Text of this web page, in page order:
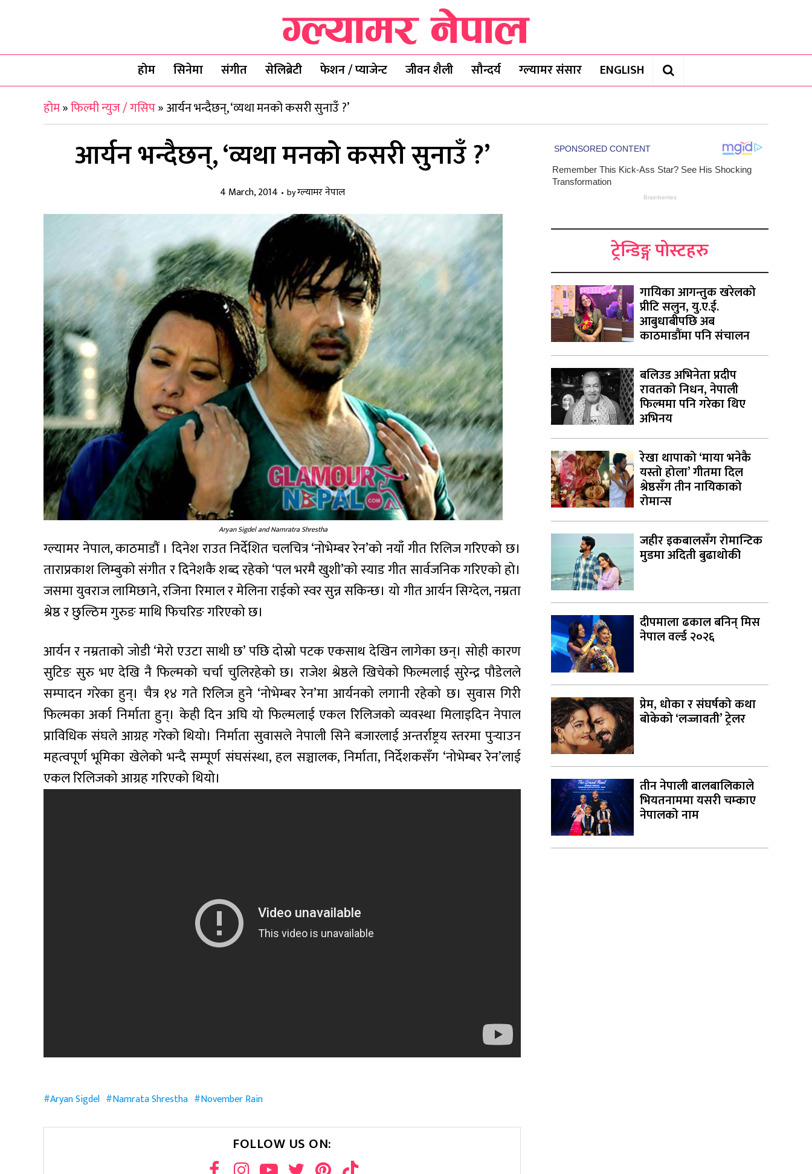
होम सिनेमा संगीत सेलिब्रेटी फेशन / प्याजेन्ट जीवन शैली सौन्दर्य ग्ल्यामर संसार
ENGLISH
होम»फिल्मी न्युज / गसिप»आर्यन भन्दैछन्, ‘व्यथा मनको कसरी सुनाउँ ?’
आर्यन भन्दैछन्, ‘व्यथा मनको कसरी सुनाउँ ?’
4 March, 2014 byग्ल्यामर नेपाल
Aryan Sigdel and Namratra Shrestha
ग्ल्यामर नेपाल, काठमाडौं । दिनेश राउत निर्देशित चलचित्र ‘नोभेम्बर रेन’को नयाँ गीत रिलिज गरिएको छ।
ताराप्रकाश लिम्बुको संगीत र दिनेशकै शब्द रहेको ‘पल भरमै खुशी’को स्याड गीत सार्वजनिक गरिएको हो।
जसमा युवराज लामिछाने, रजिना रिमाल र मेलिना राईको स्वर सुन्न सकिन्छ। यो गीत आर्यन सिग्देल, नम्रता
श्रेष्ठ र छुल्ठिम गुरुङ माथि फिचरिङ गरिएको छ।
आर्यन र नम्रताको जोडी ‘मेरो एउटा साथी छ’ पछि दोस्रो पटक एकसाथ देखिन लागेका छन्। सोही कारण
सुटिङ सुरु भए देखि नै फिल्मको चर्चा चुलिरहेको छ। राजेश श्रेष्ठले खिचेको फिल्मलाई सुरेन्द्र पौडेलले
सम्पादन गरेका हुन्। चैत्र १४ गते रिलिज हुने ‘नोभेम्बर रेन’मा आर्यनको लगानी रहेको छ। सुवास गिरी
फिल्मका अर्का निर्माता हुन्। केही दिन अघि यो फिल्मलाई एकल रिलिजको व्यवस्था मिलाइदिन नेपाल
प्राविधिक संघले आग्रह गरेको थियो। निर्माता सुवासले नेपाली सिने बजारलाई अन्तर्राष्ट्रय स्तरमा पुर्‍याउन
महत्वपूर्ण भूमिका खेलेको भन्दै सम्पूर्ण संघसंस्था, हल सञ्चालक, निर्माता, निर्देशकसँग ‘नोभेम्बर रेन’लाई
एकल रिलिजको आग्रह गरिएको थियो।
Aryan Sigdel Namrata Shrestha November Rain
FOLLOW US ON:
ट्रेन्डिङ्ग पोस्टहरु
गायिका आगन्तुक खरेलको
प्रीटि सलुन, यु.ए.ई.
आबुधाबीपछि अब
काठमाडौंमा पनि संचालन
बलिउड अभिनेता प्रदीप
रावतको निधन, नेपाली
फिल्ममा पनि गरेका थिए
अभिनय
रेखा थापाको ‘माया भनेकै
यस्तो होला’ गीतमा दिल
श्रेष्ठसँग तीन नायिकाको
रोमान्स
जहीर इकबालसँग रोमान्टिक
मुडमा अदिती बुढाथोकी
दीपमाला ढकाल बनिन् मिस
नेपाल वर्ल्ड २०२६
प्रेम, धोका र संघर्षको कथा
बोकेको ‘लज्जावती’ ट्रेलर
तीन नेपाली बालबालिकाले
भियतनाममा यसरी चम्काए
नेपालको नाम